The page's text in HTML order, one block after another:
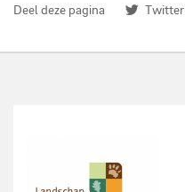
Deel deze pagina Twitter